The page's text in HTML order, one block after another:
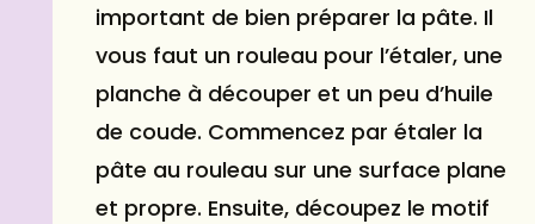
important de bien préparer la pâte. Il
vous faut un rouleau pour l’étaler, une
planche à découper et un peu d’huile
de coude. Commencez par étaler la
pâte au rouleau sur une surface plane
et propre. Ensuite, découpez le motif